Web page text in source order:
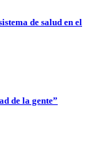
de salud en el
de la gente”